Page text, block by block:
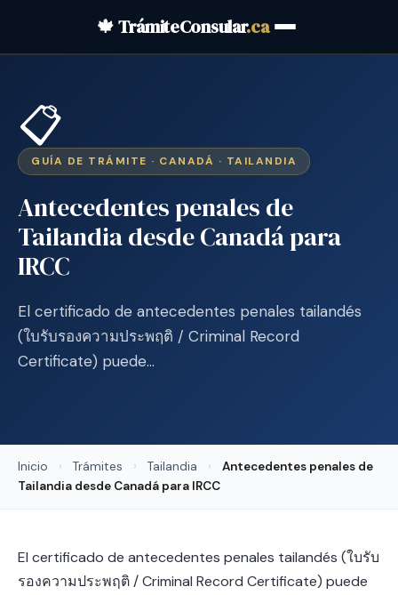
🍁 TrámiteConsular.ca
📋
GUÍA DE TRÁMITE · CANADÁ · TAILANDIA
Antecedentes penales de
Tailandia desde Canadá para
IRCC
El certificado de antecedentes penales tailandés
(ใบรับรองความประพฤติ / Criminal Record
Certificate) puede…
Inicio › Trámites › Tailandia ›
Antecedentes penales de
Tailandia desde Canadá para IRCC
El certificado de antecedentes penales tailandés (ใบรับ
รองความประพฤติ / Criminal Record Certificate) puede